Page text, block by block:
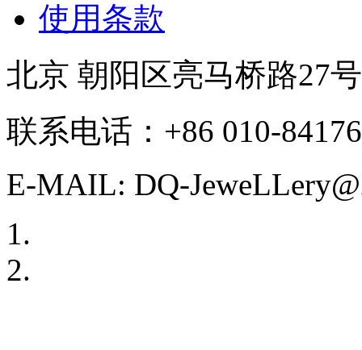
使用条款
北京 朝阳区亮马桥路27
联系电话：+86 010-
E-MAIL: DQ-